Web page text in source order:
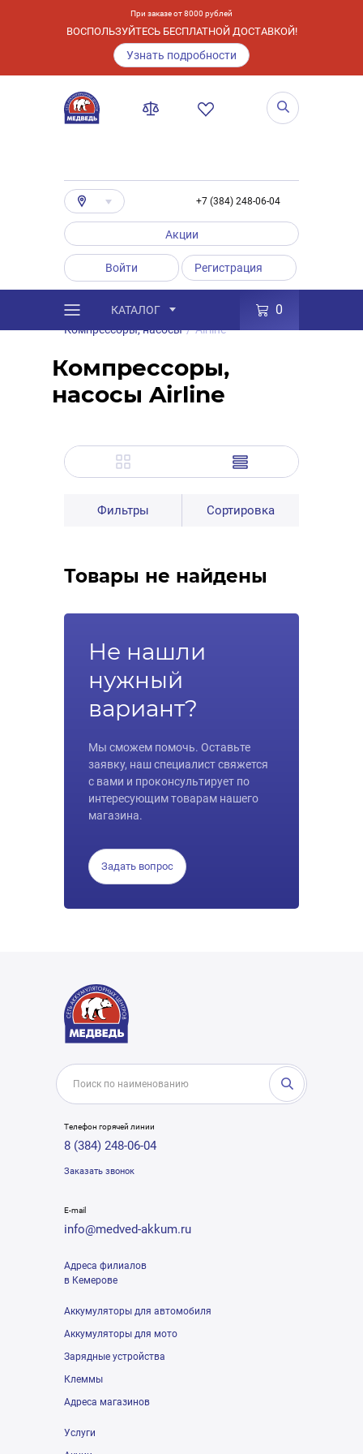
При заказе от 8000 рублей
ВОСПОЛЬЗУЙТЕСЬ БЕСПЛАТНОЙ ДОСТАВКОЙ!
Узнать подробности
+7 (384) 248-06-04
Акции
Войти Регистрация
КАТАЛОГ 0
Каталог / Товары Аксессуары
/
Компрессоры, насосы / Airline
Компрессоры,
насосы Airline
Фильтры Сортировка
Товары не найдены
Не нашли
нужный
вариант?
Мы сможем помочь. Оставьте
заявку, наш специалист свяжется
с вами и проконсультирует по
интересующим товарам нашего
магазина.
Задать вопрос
Телефон горячей линии
8 (384) 248-06-04
Заказать звонок
E-mail
info@medved-akkum.ru
Адреса филиалов
в Кемерове
Аккумуляторы для автомобиля
Аккумуляторы для мото
Зарядные устройства
Клеммы
Адреса магазинов
Услуги